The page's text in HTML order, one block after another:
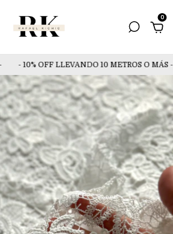
0
- 10% OFF LLEVANDO 10 METROS O MÁS -